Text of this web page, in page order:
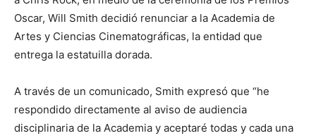
Oscar, Will Smith decidió renunciar a la Academia de
Artes y Ciencias Cinematográficas, la entidad que
entrega la estatuilla dorada.
A través de un comunicado, Smith expresó que “he
respondido directamente al aviso de audiencia
disciplinaria de la Academia y aceptaré todas y cada una